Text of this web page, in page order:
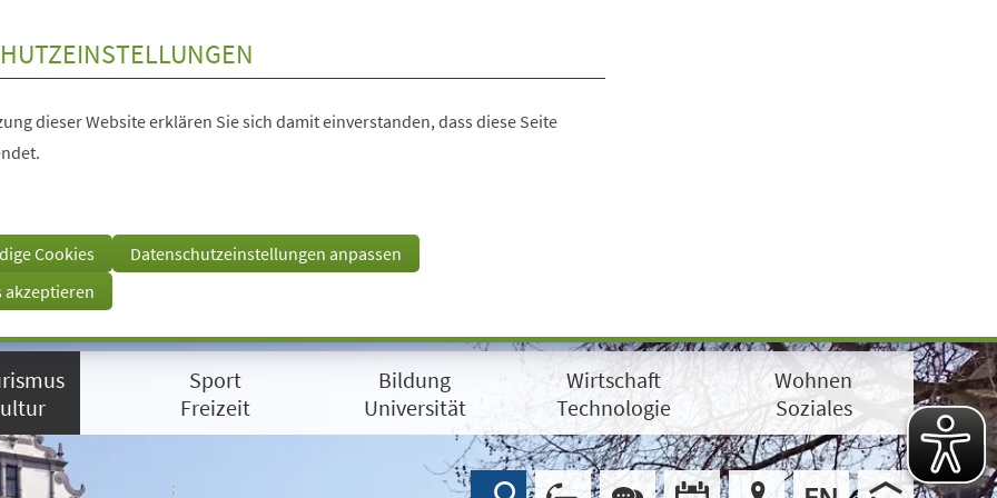
dieser Website erklären Sie sich damit einverstanden, dass diese Seite
Cookies
Datenschutzeinstellungen anpassen
akzeptieren
Sport
Freizeit
Bildung
Universität
Wirtschaft
Technologie
Wohnen
Soziales